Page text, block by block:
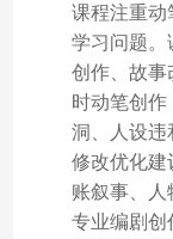
课程注重动
学习问题。
创作、故事
时动笔创作
洞、人设违
修改优化建
账叙事、
专业编剧创